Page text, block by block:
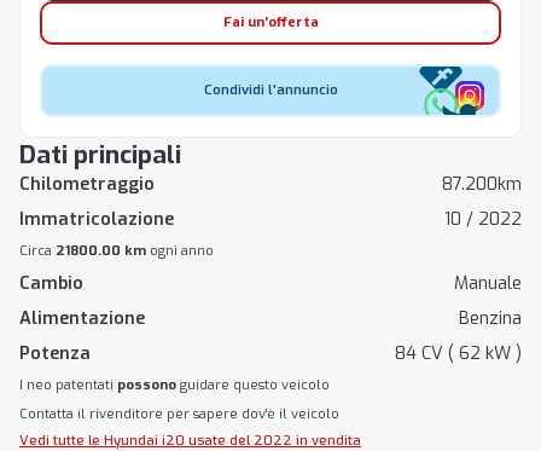
Dati principali
Chilometraggio
87.200km
Immatricolazione
10 / 2022
Circa 21800.00 km ogni anno
Cambio
Manuale
Alimentazione
Benzina
Potenza
84 CV ( 62 kW )
I neo patentati possono guidare questo veicolo
Contatta il rivenditore per sapere dov'è il veicolo
Vedi tutte le Hyundai i20 usate del 2022 in vendita
Fai un'offerta
Condividi l'annuncio